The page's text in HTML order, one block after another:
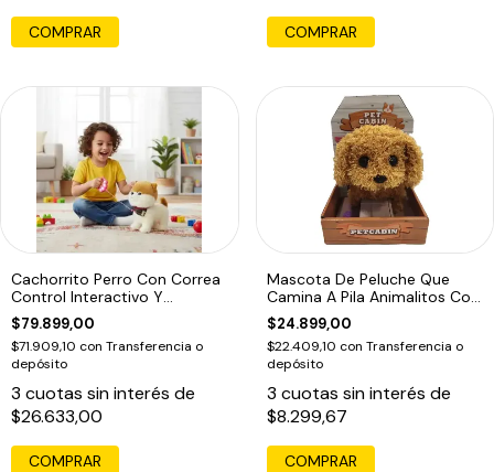
COMPRAR COMPRAR
Cachorrito Perro Con Correa
Control Interactivo Y
Accesorios
$79.899,00
$71.909,10 con Transferencia o
depósito
3 cuotas sin interés de
$26.633,00
COMPRAR
Mascota De Peluche Que
Camina A Pila Animalitos Con
Sonido
$24.899,00
$22.409,10 con Transferencia o
depósito
3 cuotas sin interés de
$8.299,67
COMPRAR